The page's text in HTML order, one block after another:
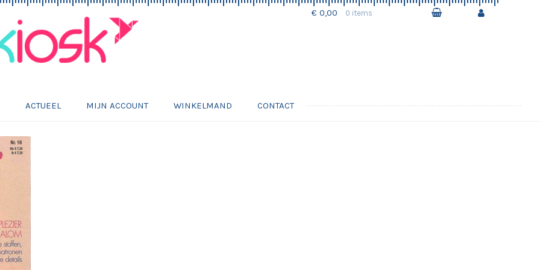
€ 0,00 0 items
ACTUEEL MIJN ACCOUNT WINKELMAND CONTACT